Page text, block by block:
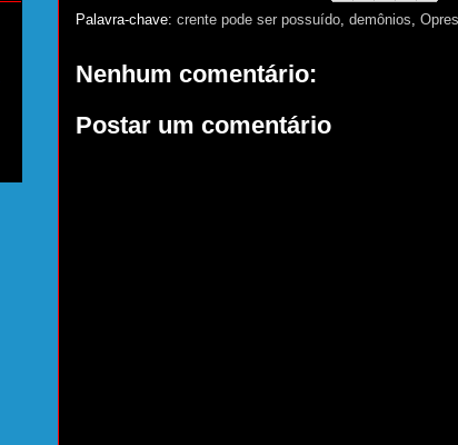
Palavra-chave: crente pode ser possuído, demônios,
Nenhum comentário:
Postar um comentário